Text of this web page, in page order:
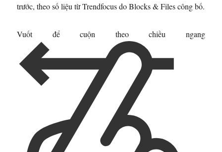
trước, theo số liệu từ Trendfocus do Blocks & Files công bố.
Vuốt để cuộn theo chiều ngang